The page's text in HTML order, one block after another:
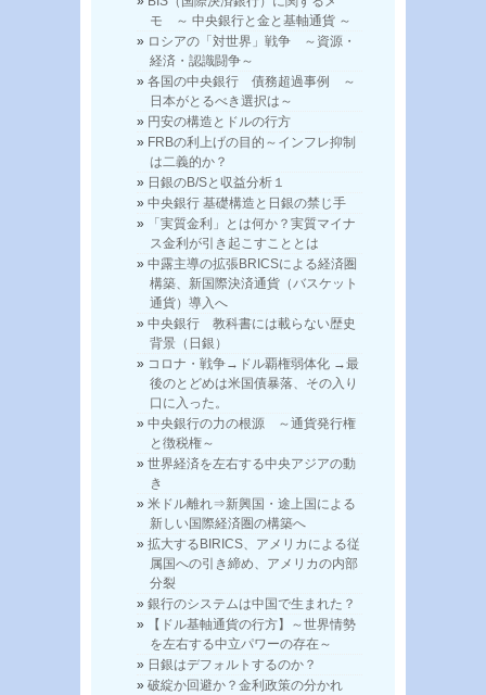
モ ～ 中央銀行と金と基軸通貨 ～
ロシアの「対世界」戦争 ～資源・
経済・認識闘争～
各国の中央銀行 債務超過事例 ～
日本がとるべき選択は～
円安の構造とドルの行方
FRBの利上げの目的～インフレ抑制
は二義的か？
日銀のB/Sと収益分析１
中央銀行 基礎構造と日銀の禁じ手
「実質金利」とは何か？実質マイナ
ス金利が引き起こすこととは
中露主導の拡張BRICSによる経済圏
構築、新国際決済通貨（バスケット
通貨）導入へ
中央銀行 教科書には載らない歴史
背景（日銀）
コロナ・戦争→ドル覇権弱体化 →最
後のとどめは米国債暴落、その入り
口に入った。
中央銀行の力の根源 ～通貨発行権
と徴税権～
世界経済を左右する中央アジアの動
き
米ドル離れ⇒新興国・途上国による
新しい国際経済圏の構築へ
拡大するBIRICS、アメリカによる従
属国への引き締め、アメリカの内部
分裂
銀行のシステムは中国で生まれた？
【ドル基軸通貨の行方】～世界情勢
を左右する中立パワーの存在～
日銀はデフォルトするのか？
破綻か回避か？金利政策の分かれ